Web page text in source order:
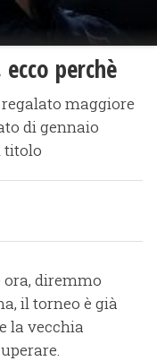
perchè
maggiore
di gennaio
titolo
diremmo
il torneo è già
la vecchia